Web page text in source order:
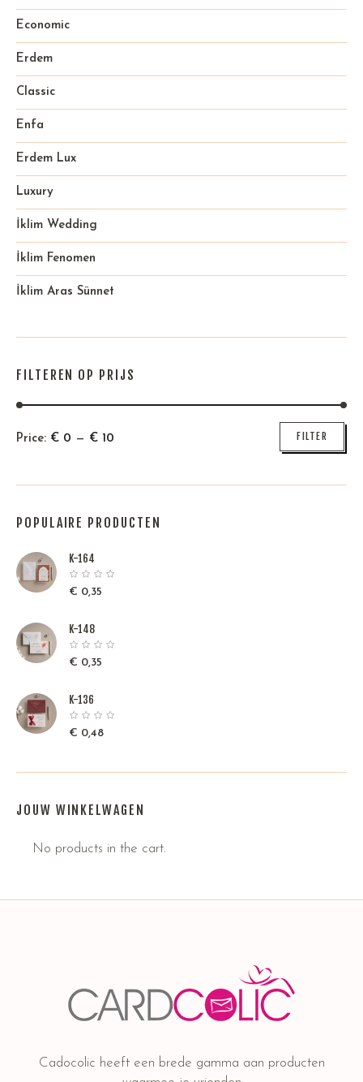
Economic
Erdem
Classic
Enfa
Erdem Lux
Luxury
İklim Wedding
İklim Fenomen
İklim Aras Sünnet
FILTEREN OP PRIJS
Min
Max
FILTER
Price: € 0 — € 10
POPULAIRE PRODUCTEN
K-164
€ 0,35
K-148
€ 0,35
K-136
€ 0,48
JOUW WINKELWAGEN
No products in the cart.
Cadocolic heeft een brede gamma aan producten